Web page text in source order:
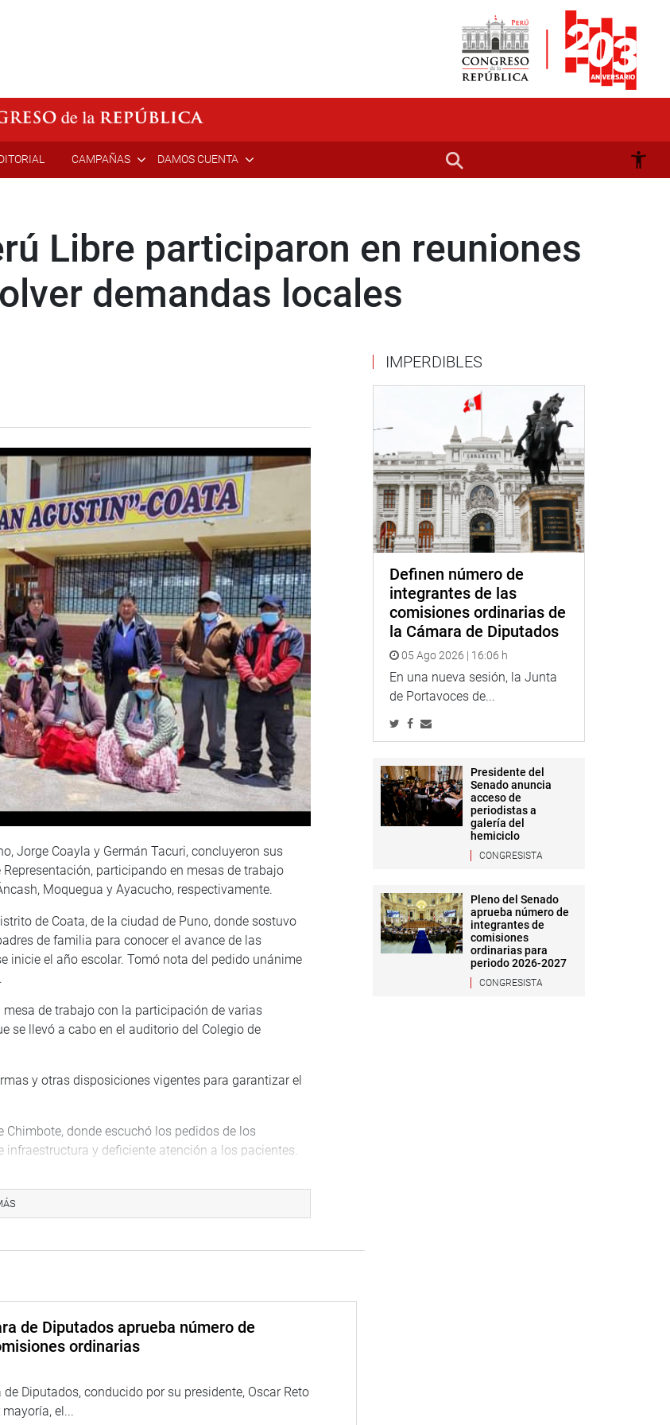
CAMPAÑAS DAMOS CUENTA
Libre participaron en reuniones
demandas locales
Jorge Coayla y Germán Tacuri, concluyeron sus
participando en mesas de trabajo
Moquegua y Ayacucho, respectivamente.
de Coata, de la ciudad de Puno, donde sostuvo
de familia para conocer el avance de las
inicie el año escolar. Tomó nota del pedido unánime
de trabajo con la participación de varias
se llevó a cabo en el auditorio del Colegio de
y otras disposiciones vigentes para garantizar el
Chimbote, donde escuchó los pedidos de los
y deficiente atención a los pacientes.
locales y organizaciones sociales de dicha localidad.
realización de varios proyectos, entre otros, para
pública e incluso la vía Moquegua-Omate-Arequipa.
una reunión de trabajo con los alcaldes distritales
propuestas y aportes para promover una
la creación de la ruta turística VRAEM.
de Diputados aprueba número de
ordinarias
de Diputados, conducido por su presidente, Oscar Reto
el...
IMPERDIBLES
Definen número de
integrantes de las
comisiones ordinarias de
la Cámara de Diputados
05 Ago 2026 | 16:06 h
En una nueva sesión, la Junta
de Portavoces de...
Presidente del
Senado anuncia
acceso de
periodistas a
galería del
hemiciclo
CONGRESISTA
Pleno del Senado
aprueba número de
integrantes de
comisiones
ordinarias para
periodo 2026-2027
CONGRESISTA